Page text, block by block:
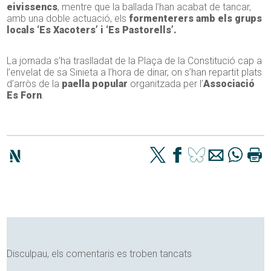
eivissencs, mentre que la ballada l’han acabat de tancar,
amb una doble actuació, elsformenterers amb els grups
locals ‘Es Xacoters’ i ‘Es Pastorells’.
La jornada s’ha traslladat de la Plaça de la Constitució cap a
l’envelat de sa Sinieta a l’hora de dinar, on s’han repartit plats
d’arròs de la paella popular organitzada per l’Associació
Es Forn.
Disculpau, els comentaris es troben tancats